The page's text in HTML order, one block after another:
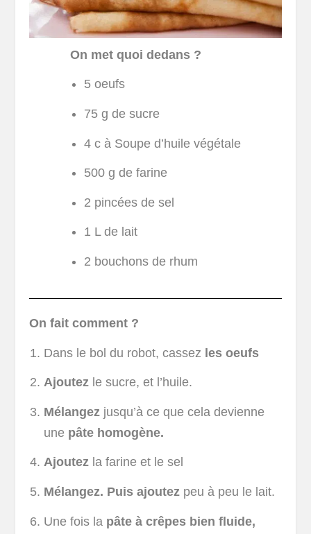
On met quoi dedans ?
5 oeufs
75 g de sucre
4 c à Soupe d’huile végétale
500 g de farine
2 pincées de sel
1 L de lait
2 bouchons de rhum
On fait comment ?
Dans le bol du robot, cassez les oeufs
Ajoutezle sucre, et l’huile.
Mélangezjusqu’à ce que cela devienne
unepâte homogène.
Ajoutezla farine et le sel
Mélangez. Puis ajoutezpeu à peu le lait.
Une fois la pâte à crêpes bien fluide,